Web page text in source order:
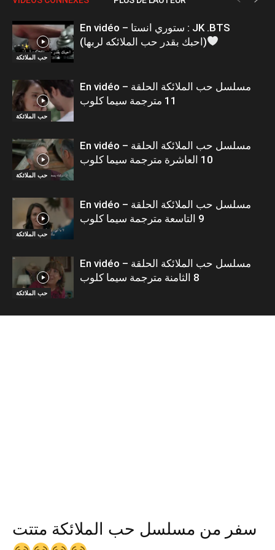
حب الملائكة
En vidéo – ستوري انستا : JK .BTS
(احبك بقدر حب الملائكه لربها)
حب الملائكة
En vidéo – مسلسل حب الملائكة الحلقة
11 مترجمة سيما كلوب
حب الملائكة
En vidéo – مسلسل حب الملائكة الحلقة
10 العاشرة مترجمة سيما كلوب
حب الملائكة
En vidéo – مسلسل حب الملائكة الحلقة
9 التاسعة مترجمة سيما كلوب
حب الملائكة
En vidéo – مسلسل حب الملائكة الحلقة
8 الثامنة مترجمة سيما كلوب
سفر من مسلسل حب الملائكة متتت